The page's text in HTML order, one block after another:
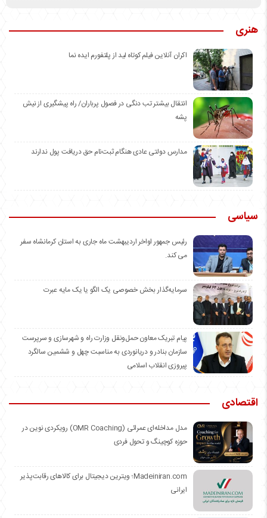
هنری
اکران آنلاین فیلم کوتاه لید از پلتفورم ایده نما
انتقال بیشتر تب دنگی در فصول پرباران/ راه پیشگیری از نیش
پشه
مدارس دولتی عادی هنگام ثبت‌نام حق دریافت پول ندارند
سیاسی
رئیس جمهور اواخر اردیبهشت ماه جاری به استان کرمانشاه سفر
می کند.
سرمایه‌گذار بخش خصوصی یک الگو یا یک مایه عبرت
️پیام تبریک معاون حمل‌ونقل وزارت راه و شهرسازی و سرپرست
سازمان بنادر و دریانوردی به مناسبت چهل و ششمین سالگرد
پیروزی انقلاب اسلامی
اقتصادی
مدل مداخله‌ای عمرائی (OMR Coaching) رویکردی نوین در
حوزه کوچینگ و تحول فردی
Madeiniran.com؛ ویترین دیجیتال برای کالاهای رقابت‌پذیر
ایرانی